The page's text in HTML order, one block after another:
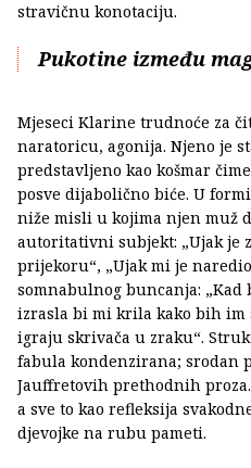
stravičnu konotaciju.
Pukotine između
Mjeseci Klarine trudnoće za
naratoricu, agonija. Njeno je
predstavljeno kao košmar
posve dijabolično biće. U
niže misli u kojima njen muž
autoritativni subjekt: „Ujak je
prijekoru“, „Ujak mi je
somnabulnog buncanja:
izrasla bi mi krila kako bih im
igraju skrivača u zraku“.
fabula kondenzirana; srodan
Jauffretovih prethodnih
a sve to kao refleksija
djevojke na rubu pameti.